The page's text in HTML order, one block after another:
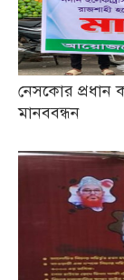
নেসকোর প্রধান
মানববন্ধন